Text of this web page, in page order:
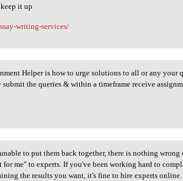
it up
writing-services/
Helper is how to urge solutions to all or any your
the queries & within a timeframe receive
to put them back together, there is nothing wrong
me" to experts. If you've been working hard to
the results you want, it's fine to hire experts online.